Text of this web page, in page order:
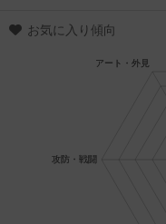
お気に入り傾向